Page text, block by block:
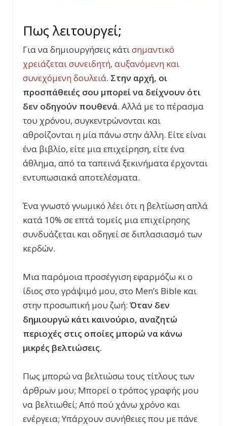
Πως λειτουργεί;
Για να δημιουργήσεις κάτισημαντικό
χρειάζεται συνειδητή, αυξανόμενη και
συνεχόμενη δουλειά. Στην αρχή, οι
προσπάθειές σου μπορεί να δείχνουν ότι
δεν οδηγούν πουθενά. Αλλά με το πέρασμα
του χρόνου, συγκεντρώνονται και
αθροίζονται η μία πάνω στην άλλη. Είτε είναι
ένα βιβλίο, είτε μια επιχείρηση, είτε ένα
άθλημα, από τα ταπεινά ξεκινήματα έρχονται
εντυπωσιακά αποτελέσματα.
Ένα γνωστό γνωμικό λέει ότι η βελτίωση απλά
κατά 10% σε επτά τομείς μια επιχείρησης
συνδυάζεται και οδηγεί σε διπλασιασμό των
κερδών.
Μια παρόμοια προσέγγιση εφαρμόζω κι ο
ίδιος στο γράψιμό μου, στο Men’s Bible και
στην προσωπική μου ζωή: Όταν δεν
δημιουργώ κάτι καινούριο, αναζητώ
περιοχές στις οποίες μπορώ να κάνω
μικρές βελτιώσεις.
Πως μπορώ να βελτιώσω τους τίτλους των
άρθρων μου; Μπορεί ο τρόπος γραφής μου
να βελτιωθεί; Από πού χάνω χρόνο και
ενέργεια; Υπάρχουν συνήθειες που με πάνε